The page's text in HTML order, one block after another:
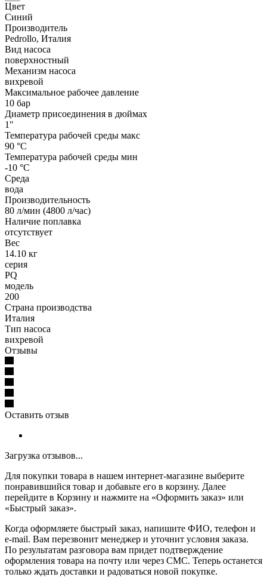
Цвет
Синий
Производитель
Pedrollo, Италия
Вид насоса
поверхностный
Механизм насоса
вихревой
Максимальное рабочее давление
10 бар
Диаметр присоединения в дюймах
1″
Температура рабочей среды макс
90 °С
Температура рабочей среды мин
-10 °С
Среда
вода
Производительность
80 л/мин (4800 л/час)
Наличие поплавка
отсутствует
Вес
14.10 кг
серия
PQ
модель
200
Страна производства
Италия
Тип насоса
вихревой
Отзывы
Оставить отзыв
Загрузка отзывов...
Для покупки товара в нашем интернет-магазине выберите
понравившийся товар и добавьте его в корзину. Далее
перейдите в Корзину и нажмите на «Оформить заказ» или
«Быстрый заказ».
Когда оформляете быстрый заказ, напишите ФИО, телефон и
e-mail. Вам перезвонит менеджер и уточнит условия заказа.
По результатам разговора вам придет подтверждение
оформления товара на почту или через СМС. Теперь останется
только ждать доставки и радоваться новой покупке.